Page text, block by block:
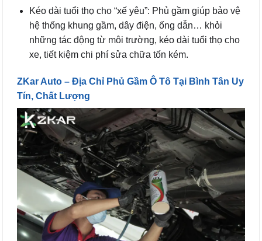
Kéo dài tuổi thọ cho “xế yêu”: Phủ gầm giúp bảo vệ
hệ thống khung gầm, dây điện, ống dẫn… khỏi
những tác động từ môi trường, kéo dài tuổi thọ cho
xe, tiết kiệm chi phí sửa chữa tốn kém.
ZKar Auto – Địa Chỉ Phủ Gầm Ô Tô Tại Bình Tân Uy
Tín, Chất Lượng